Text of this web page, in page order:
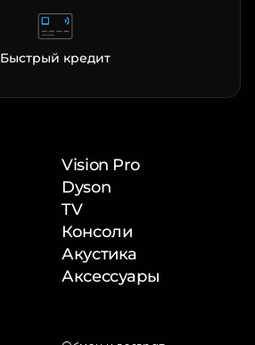
Быстрый кредит
Vision Pro
Dyson
TV
Консоли
Акустика
Аксессуары